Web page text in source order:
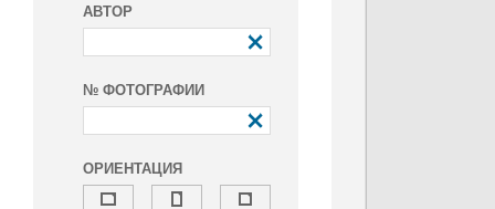
АВТОР
№ ФОТОГРАФИИ
ОРИЕНТАЦИЯ